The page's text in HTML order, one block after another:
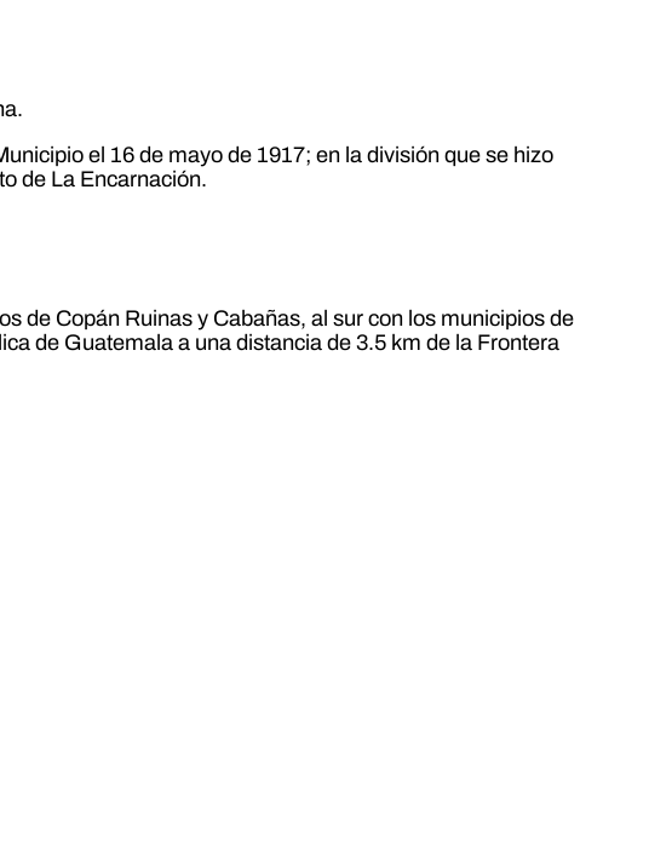
el 16 de mayo de 1917; en la división que se hizo
de La Encarnación.
de Copán Ruinas y Cabañas, al sur con los municipios de
de Guatemala a una distancia de 3.5 km de la Frontera